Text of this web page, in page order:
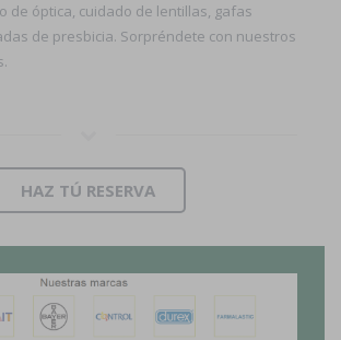
de óptica, cuidado de lentillas, gafas
de presbicia. Sorpréndete con nuestros
HAZ TÚ RESERVA